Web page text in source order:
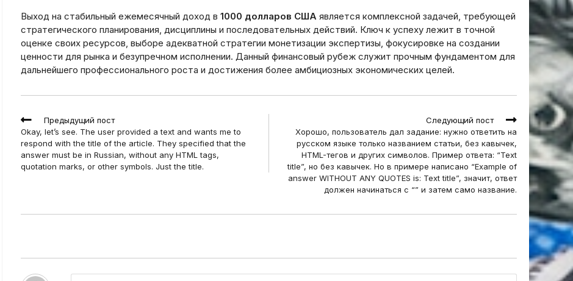
Выход на стабильный ежемесячный доход в 1000 долларов США является комплексной задачей, требующей
стратегического планирования, дисциплины и последовательных действий. Ключ к успеху лежит в точной
оценке своих ресурсов, выборе адекватной стратегии монетизации экспертизы, фокусировке на создании
ценности для рынка и безупречном исполнении. Данный финансовый рубеж служит прочным фундаментом для
дальнейшего профессионального роста и достижения более амбициозных экономических целей.
Read
more
articles
Предыдущий пост
Okay, let’s see. The user provided a text and wants me to
respond with the title of the article. They specified that the
answer must be in Russian, without any HTML tags,
quotation marks, or other symbols. Just the title.
Следующий пост
Хорошо, пользователь дал задание: нужно ответить на
русском языке только названием статьи, без кавычек,
HTML-тегов и других символов. Пример ответа: “Text
title”, но без кавычек. Но в примере написано “Example of
answer WITHOUT ANY QUOTES is: Text title”, значит, ответ
должен начинаться с “” и затем само название.